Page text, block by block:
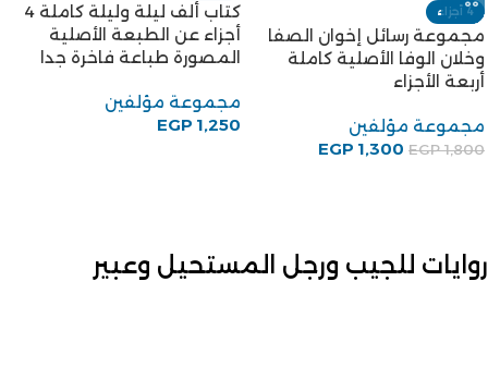
4 أجزاء
مجموعة رسائل إخوان الصفا
وخلان الوفا الأصلية كاملة
أربعة الأجزاء
مجموعة مؤلفين
EGP1,800
EGP 1,300
كتاب ألف ليلة وليلة كاملة 4
أجزاء عن الطبعة الأصلية
المصورة طباعة فاخرة جدا
مجموعة مؤلفين
EGP 1,250
روايات للجيب ورجل المستحيل وعبير